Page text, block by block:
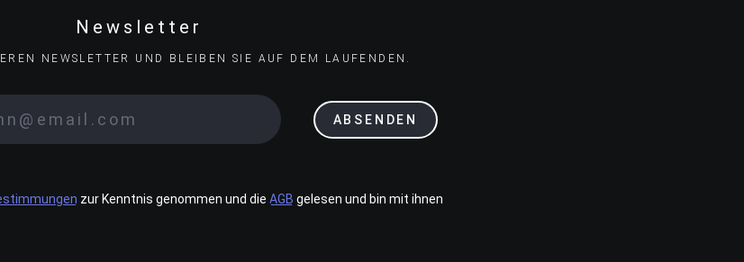
Newsletter
NEWSLETTER UND BLEIBEN SIE AUF DEM LAUFENDEN.
ABSENDEN
zur Kenntnis genommen und die AGB gelesen und bin mit ihnen